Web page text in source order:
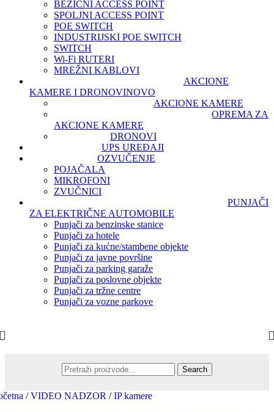
BEŽIČNI ACCESS POINT
SPOLJNI ACCESS POINT
POE SWITCH
INDUSTRIJSKI POE SWITCH
SWITCH
Wi-Fi RUTERI
MREŽNI KABLOVI
AKCIONE
KAMERE I DRONOVINOVO
AKCIONE KAMERE
OPREMA ZA
AKCIONE KAMERE
DRONOVI
UPS UREĐAJI
OZVUČENJE
POJAČALA
MIKROFONI
ZVUČNICI
PUNJAČI
ZA ELEKTRIČNE AUTOMOBILE
Punjači za benzinske stanice
Punjači za hotele
Punjači za kućne/stambene objekte
Punjači za javne površine
Punjači za parking garaže
Punjači za poslovne objekte
Punjači za tržne centre
Punjači za vozne parkove
Search
/ VIDEO NADZOR / IP kamere